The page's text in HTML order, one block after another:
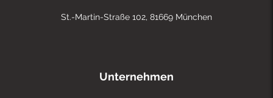
St.-Martin-Straße 102, 81669 München
Unternehmen